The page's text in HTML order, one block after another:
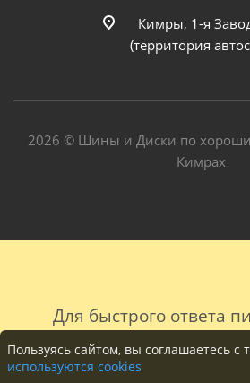
Для быстрого ответа
Кимры, 1-я
(территория
2026 © Шины и Диски по
Кимрах
Пользуясь сайтом, вы соглашаетесь с
используются cookies